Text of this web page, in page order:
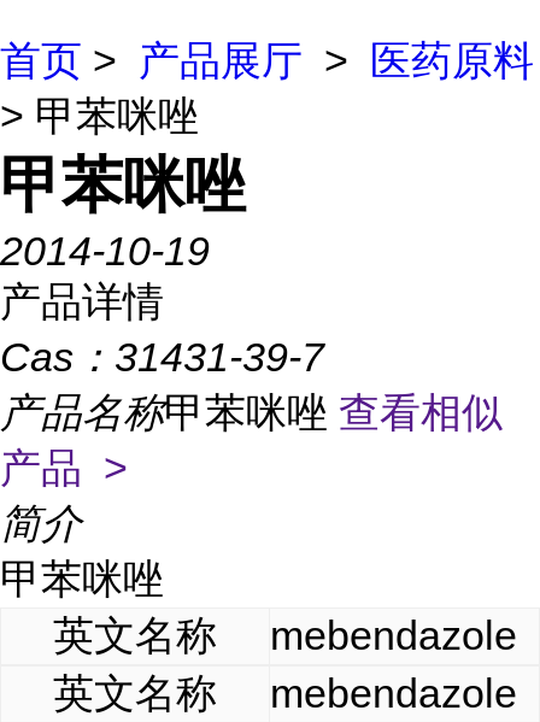
首页 > 产品展厅 >
医药原料
> 甲苯咪唑
甲苯咪唑
2014-10-19
产品详情
Cas： 31431-39-7
产品名称甲苯咪唑 查看相似
产品 >
简介
甲苯咪唑
英文名称
mebendazole
英文名称
mebendazole